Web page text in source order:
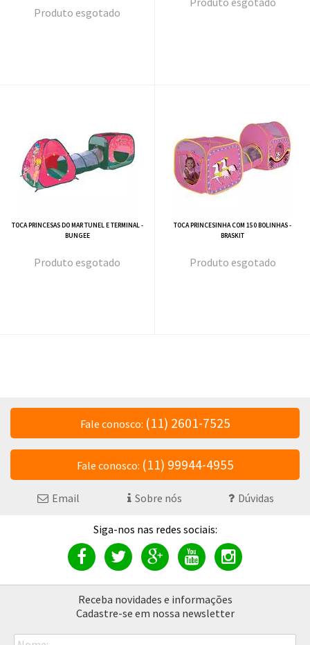
esgotado
TOCA PRINCESAS DO MAR TUNEL E TERMINAL -
BUNGEE
esgotado
TOCA PRINCESINHA COM 150 BOLINHAS -
BRASKIT
esgotado
Fale conosco: (11) 2601-7525
Fale conosco: (11) 99944-4955
Email Sobre nós Dúvidas
Receba novidades e informações
Cadastre-se em nossa newsletter